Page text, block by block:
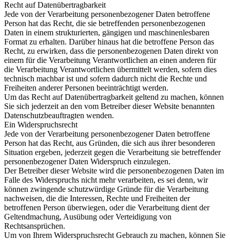
Recht auf Datenübertragbarkeit
Jede von der Verarbeitung personenbezogener Daten betroffene
Person hat das Recht, die sie betreffenden personenbezogenen
Daten in einem strukturierten, gängigen und maschinenlesbaren
Format zu erhalten. Darüber hinaus hat die betroffene Person das
Recht, zu erwirken, dass die personenbezogenen Daten direkt von
einem für die Verarbeitung Verantwortlichen an einen anderen für
die Verarbeitung Verantwortlichen übermittelt werden, sofern dies
technisch machbar ist und sofern dadurch nicht die Rechte und
Freiheiten anderer Personen beeinträchtigt werden.
Um das Recht auf Datenübertragbarkeit geltend zu machen, können
Sie sich jederzeit an den vom Betreiber dieser Website benannten
Datenschutzbeauftragten wenden.
Ein Widerspruchsrecht
Jede von der Verarbeitung personenbezogener Daten betroffene
Person hat das Recht, aus Gründen, die sich aus ihrer besonderen
Situation ergeben, jederzeit gegen die Verarbeitung sie betreffender
personenbezogener Daten Widerspruch einzulegen.
Der Betreiber dieser Website wird die personenbezogenen Daten im
Falle des Widerspruchs nicht mehr verarbeiten, es sei denn, wir
können zwingende schutzwürdige Gründe für die Verarbeitung
nachweisen, die die Interessen, Rechte und Freiheiten der
betroffenen Person überwiegen, oder die Verarbeitung dient der
Geltendmachung, Ausübung oder Verteidigung von
Rechtsansprüchen.
Um von Ihrem Widerspruchsrecht Gebrauch zu machen, können Sie